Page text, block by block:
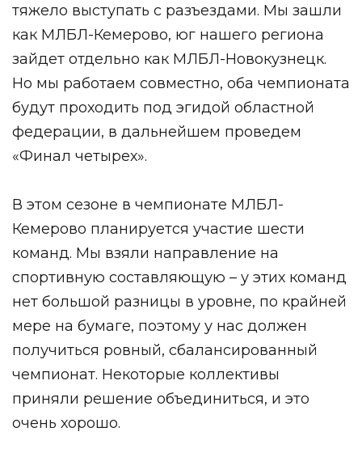
тяжело выступать с разъездами. Мы зашли
как МЛБЛ-Кемерово, юг нашего региона
зайдет отдельно как МЛБЛ-Новокузнецк.
Но мы работаем совместно, оба чемпионата
будут проходить под эгидой областной
федерации, в дальнейшем проведем
«Финал четырех».
В этом сезоне в чемпионате МЛБЛ-
Кемерово планируется участие шести
команд. Мы взяли направление на
спортивную составляющую – у этих команд
нет большой разницы в уровне, по крайней
мере на бумаге, поэтому у нас должен
получиться ровный, сбалансированный
чемпионат. Некоторые коллективы
приняли решение объединиться, и это
очень хорошо.